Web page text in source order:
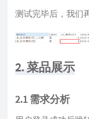
测试完毕后，我们
2. 菜品展示
2.1 需求分析